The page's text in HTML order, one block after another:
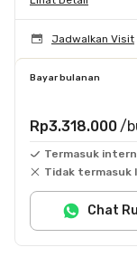
Jadwalkan Visit
Bayar bulanan
Rp3.318.000 /
Termasuk
Tidak termasuk
Chat